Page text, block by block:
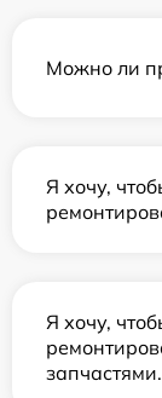
Можно ли
Я хочу,
Я хочу,
запчастями.